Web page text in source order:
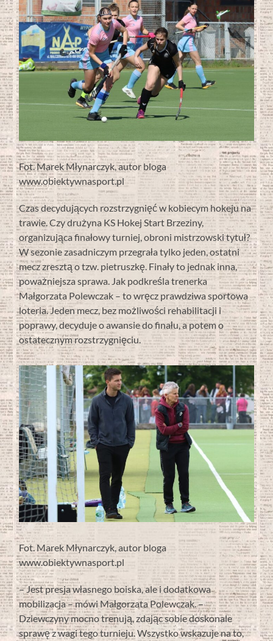
Fot. Marek Młynarczyk, autor bloga
www.obiektywnasport.pl
Czas decydujących rozstrzygnięć w kobiecym hokeju na
trawie. Czy drużyna KS Hokej Start Brzeziny,
organizująca finałowy turniej, obroni mistrzowski tytuł?
W sezonie zasadniczym przegrała tylko jeden, ostatni
mecz zresztą o tzw. pietruszkę. Finały to jednak inna,
poważniejsza sprawa. Jak podkreśla trenerka
Małgorzata Polewczak – to wręcz prawdziwa sportowa
loteria. Jeden mecz, bez możliwości rehabilitacji i
poprawy, decyduje o awansie do finału, a potem o
ostatecznym rozstrzygnięciu.
Fot. Marek Młynarczyk, autor bloga
www.obiektywnasport.pl
– Jest presja własnego boiska, ale i dodatkowa
mobilizacja – mówi Małgorzata Polewczak. –
Dziewczyny mocno trenują, zdając sobie doskonale
sprawę z wagi tego turnieju. Wszystko wskazuje na to,